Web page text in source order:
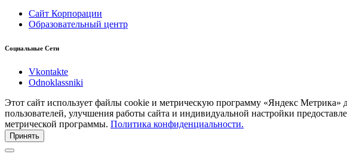
Сайт Корпорации
Образовательный центр
Социальные Сети
Vkontakte
Odnoklassniki
Этот сайт использует файлы cookie и метрическую программу «Яндекс Метрика»
пользователей, улучшения работы сайта и индивидуальной настройки
метрической программы. Политика конфиденциальности.
Принять